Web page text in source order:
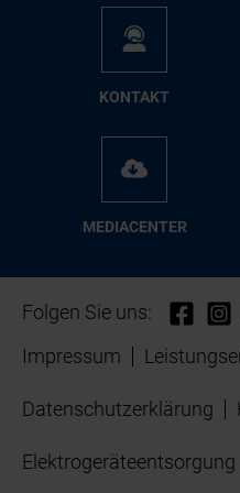
KON­TAKT
ME­DIA­CEN­TER
Folgen Sie uns:
Impressum
Datenschutzerklärung
Elektrogeräteentsorgung